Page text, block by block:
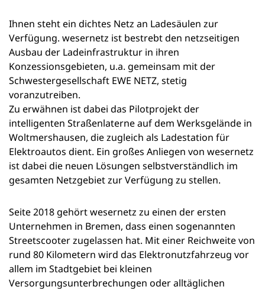
Ihnen steht ein dichtes Netz an Ladesäulen zur
Verfügung. wesernetz ist bestrebt den netzseitigen
Ausbau der Ladeinfrastruktur in ihren
Konzessionsgebieten, u.a. gemeinsam mit der
Schwestergesellschaft EWE NETZ, stetig
voranzutreiben.
Zu erwähnen ist dabei das Pilotprojekt der
intelligenten Straßenlaterne auf dem Werksgelände in
Woltmershausen, die zugleich als Ladestation für
Elektroautos dient. Ein großes Anliegen von wesernetz
ist dabei die neuen Lösungen selbstverständlich im
gesamten Netzgebiet zur Verfügung zu stellen.
Seite 2018 gehört wesernetz zu einen der ersten
Unternehmen in Bremen, dass einen sogenannten
Streetscooter zugelassen hat. Mit einer Reichweite von
rund 80 Kilometern wird das Elektronutzfahrzeug vor
allem im Stadtgebiet bei kleinen
Versorgungsunterbrechungen oder alltäglichen